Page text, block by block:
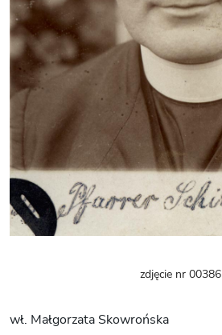
zdjęcie nr 00386
wł. Małgorzata Skowrońska